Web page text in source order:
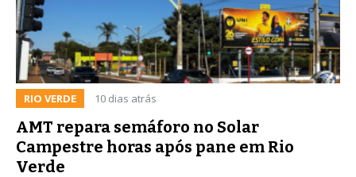
RIO VERDE 10 dias atrás
AMT repara semáforo no Solar
Campestre horas após pane em Rio
Verde